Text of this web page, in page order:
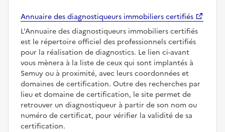
Annuaire des diagnostiqueurs immobiliers certifiés
L'Annuaire des diagnostiqueurs immobiliers certifiés
est le répertoire officiel des professionnels certifiés
pour la réalisation de diagnostics. Le lien ci-avant
vous mènera à la liste de ceux qui sont implantés à
Semuy ou à proximité, avec leurs coordonnées et
domaines de certification. Outre des recherches par
lieu et domaine de certification, le site permet de
retrouver un diagnostiqueur à partir de son nom ou
numéro de certificat, pour vérifier la validité de sa
certification.